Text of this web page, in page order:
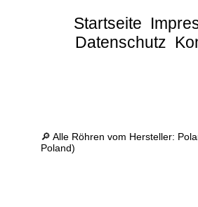
Startseite
Datenschutz
🔎 Alle Röhren vom Hersteller:
Poland)